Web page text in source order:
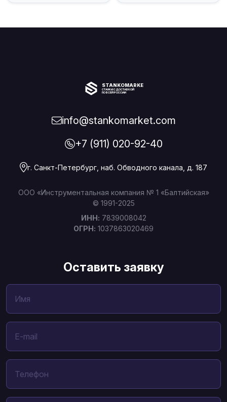
STANKOMARKET
СТАНКИ С ДОСТАВКОЙ
ПО ВСЕЙ РОССИИ
info@stankomarket.com
+7 (911) 020-92-40
г. Санкт-Петербург, наб. Обводного канала, д. 187
ООО «Инструментальная компания № 1 «Балтийская»
© 1991-2025
ИНН: 7839008042
ОГРН: 1037863020469
Оставить заявку